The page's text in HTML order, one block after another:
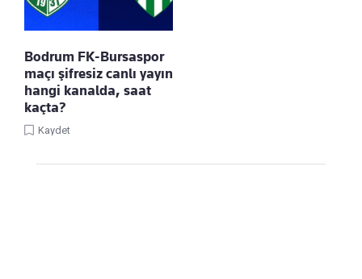
Bodrum FK-Bursaspor
maçı şifresiz canlı yayın
hangi kanalda, saat
kaçta?
Kaydet